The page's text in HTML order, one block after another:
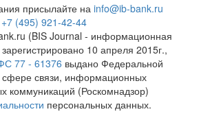
присылайте на info@ib-bank.ru
+7 (495) 921-42-44
(BIS Journal - информационная
10 апреля 2015г.,
77 - 61376 выдано Федеральной
сфере связи, информационных
коммуникаций (Роскомнадзор)
персональных данных.